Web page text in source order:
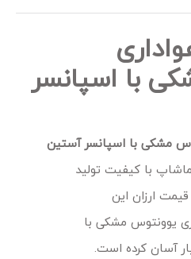
با اسپانسر
مشکی با اسپانسر آستین
با کیفیت تولید
ارزان این
یوونتوس مشکی با
آسان کرده است.